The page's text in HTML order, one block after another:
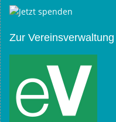
Zur Vereinsverwaltung